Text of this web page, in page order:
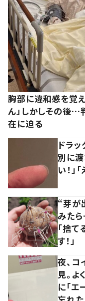
胸部に違和感を覚
ん」しかしその後…
在に迫る
ドラ
別に
い！」
“芽が
みた
「捨て
す！」
夜、コ
見。
に「エ